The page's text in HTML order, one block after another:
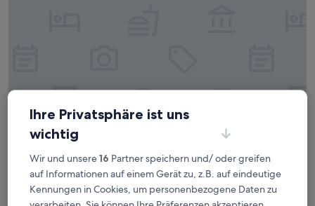
Pine Forest
Fairfield by Marriott Inn & Suites Pensacola Pine Forest
3.0-
Sterne-
Northwest Pensacola
Ihre Privatsphäre ist uns
wichtig
Wir und unsere16 Partner speichern und/ oder greifen
auf Informationen auf einem Gerät zu, z.B. auf eindeutige
Kennungen in Cookies, um personenbezogene Daten zu